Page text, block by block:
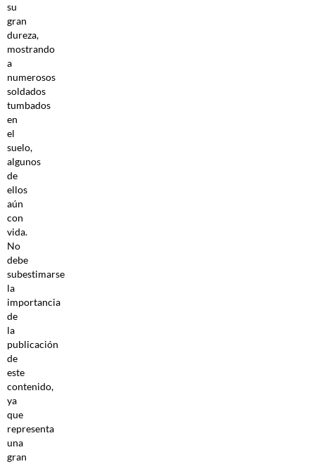
su
gran
dureza,
mostrando
a
numerosos
soldados
tumbados
en
el
suelo,
algunos
de
ellos
aún
con
vida.
No
debe
subestimarse
la
importancia
de
la
publicación
de
este
contenido,
ya
que
representa
una
gran